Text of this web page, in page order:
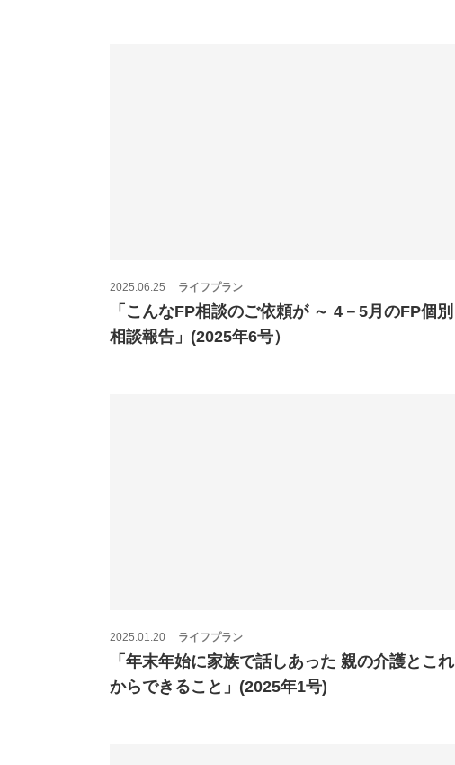
2025.06.25 ライフプラン
「こんなFP相談のご依頼が ～ 4－5月のFP個別
相談報告」(2025年6号）
2025.01.20 ライフプラン
「年末年始に家族で話しあった 親の介護とこれ
からできること」(2025年1号)